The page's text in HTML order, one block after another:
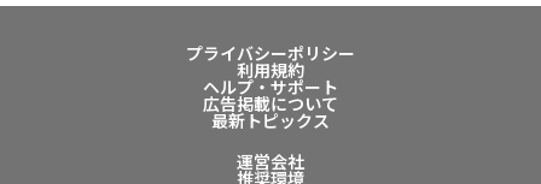
プライバシーポリシー
利用規約
ヘルプ・サポート
広告掲載について
最新トピックス
運営会社
推奨環境